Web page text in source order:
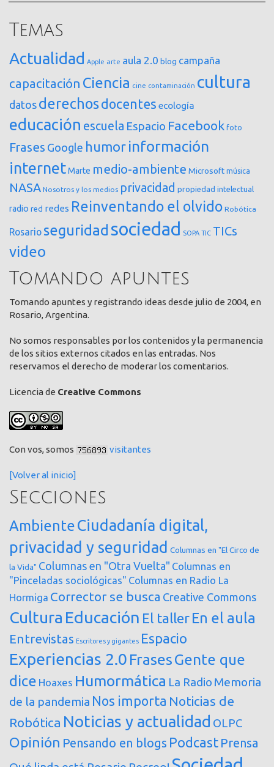
Temas
Actualidad Apple arte aula 2.0 blog campaña
capacitación Ciencia cine contaminación cultura
datos derechosdocentes ecología
educación escuela Espacio Facebook foto
Frases Google humor información
internetMarte medio-ambiente Microsoft música
NASA Nosotros y los medios privacidad propiedad intelectual
radio red redes Reinventando el olvido Robótica
Rosario seguridad sociedad SOPA TIC TICs
video
Tomando apuntes
Tomando apuntes y registrando ideas desde julio de 2004, en
Rosario, Argentina.
No somos responsables por los contenidos y la permanencia
de los sitios externos citados en las entradas. Nos
reservamos el derecho de moderar los comentarios.
Licencia de Creative Commons
Con vos, somos visitantes
[Volver al inicio]
Secciones
AmbienteCiudadanía digital,
privacidad y seguridad Columnas en "El Circo de
la Vida" Columnas en "Otra Vuelta" Columnas en
"Pinceladas sociológicas" Columnas en Radio La
Hormiga Corrector se busca Creative Commons
Cultura Educación El taller En el aula
Entrevistas Escritores y gigantes Espacio
Experiencias 2.0 FrasesGente que
dice Hoaxes Humormática La Radio Memoria
de la pandemia Nos importa Noticias de
Robótica Noticias y actualidad OLPC
Opinión Pensando en blogs Podcast Prensa